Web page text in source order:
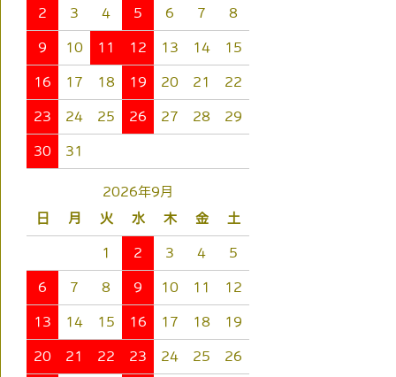
2 3 4 5 6 7 8
9 10 11 12 13 14 15
16 17 18 19 20 21 22
23 24 25 26 27 28 29
30 31
2026年9月
日
月 火 水 木 金 土
1 2 3 4 5
6 7 8 9 10 11 12
13 14 15 16 17 18 19
20 21 22 23 24 25 26